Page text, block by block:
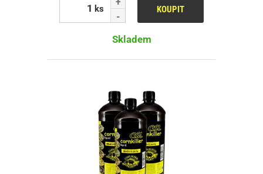
ks KOUPIT
Skladem